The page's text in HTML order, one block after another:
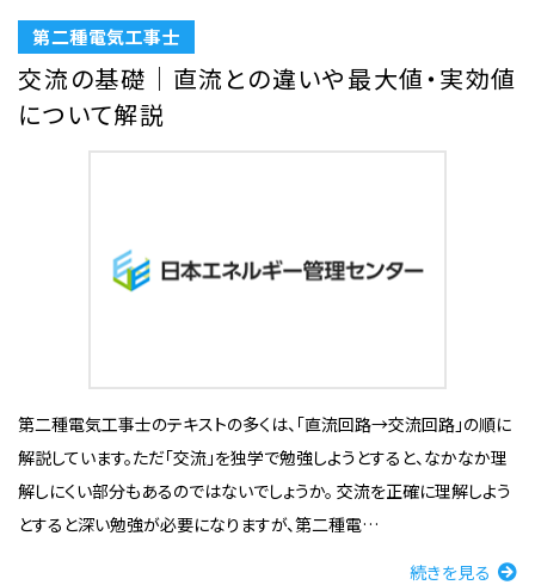
第二種電気工事士
交流の基礎｜直流との違いや最大値・実効値
について解説
第二種電気工事士のテキストの多くは、「直流回路→交流回路」の順に
解説しています。ただ「交流」を独学で勉強しようとすると、なかなか理
解しにくい部分もあるのではないでしょうか。 交流を正確に理解しよう
とすると深い勉強が必要になりますが、第二種電…
続きを見る